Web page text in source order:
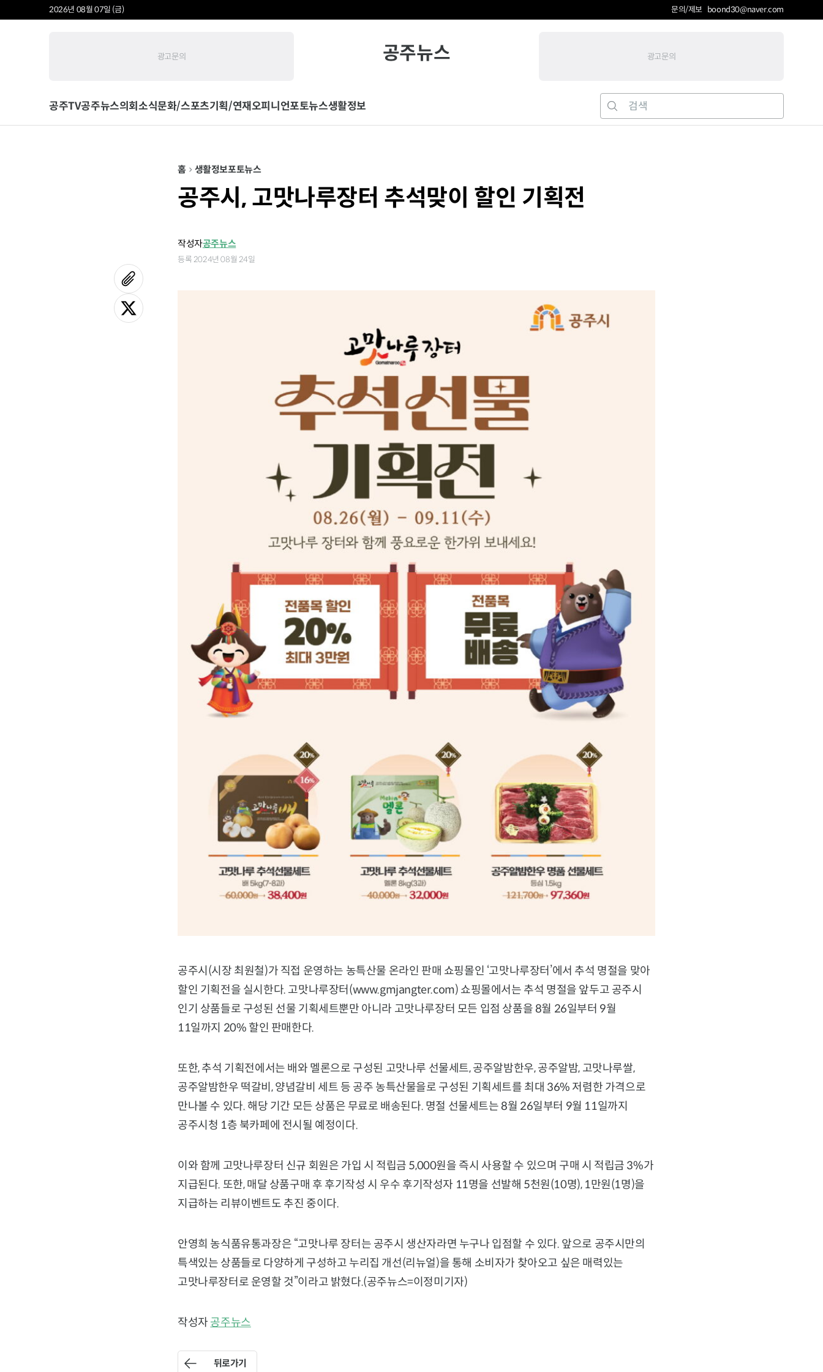
2026년 08월 07일 (금) 문의/제보 boond30@naver.com
광고문의 공주뉴스 광고문의
공주TV공주뉴스의회소식문화/스포츠기획/연재오피니언포토뉴스생활정보
홈 생활정보포토뉴스
공주시, 고맛나루장터 추석맞이 할인 기획전
작성자공주뉴스
등록 2024년 08월 24일
공주시(시장 최원철)가 직접 운영하는 농특산물 온라인 판매 쇼핑몰인 ‘고맛나루장터’에서 추석 명절을 맞아
할인 기획전을 실시한다. 고맛나루장터(www.gmjangter.com) 쇼핑몰에서는 추석 명절을 앞두고 공주시
인기 상품들로 구성된 선물 기획세트뿐만 아니라 고맛나루장터 모든 입점 상품을 8월 26일부터 9월
11일까지 20% 할인 판매한다.
또한, 추석 기획전에서는 배와 멜론으로 구성된 고맛나루 선물세트, 공주알밤한우, 공주알밤, 고맛나루쌀,
공주알밤한우 떡갈비, 양념갈비 세트 등 공주 농특산물을로 구성된 기획세트를 최대 36% 저렴한 가격으로
만나볼 수 있다. 해당 기간 모든 상품은 무료로 배송된다. 명절 선물세트는 8월 26일부터 9월 11일까지
공주시청 1층 북카페에 전시될 예정이다.
이와 함께 고맛나루장터 신규 회원은 가입 시 적립금 5,000원을 즉시 사용할 수 있으며 구매 시 적립금 3%가
지급된다. 또한, 매달 상품구매 후 후기작성 시 우수 후기작성자 11명을 선발해 5천원(10명), 1만원(1명)을
지급하는 리뷰이벤트도 추진 중이다.
안영희 농식품유통과장은 “고맛나루 장터는 공주시 생산자라면 누구나 입점할 수 있다. 앞으로 공주시만의
특색있는 상품들로 다양하게 구성하고 누리집 개선(리뉴얼)을 통해 소비자가 찾아오고 싶은 매력있는
고맛나루장터로 운영할 것”이라고 밝혔다.(공주뉴스=이정미기자)
작성자 공주뉴스
뒤로가기